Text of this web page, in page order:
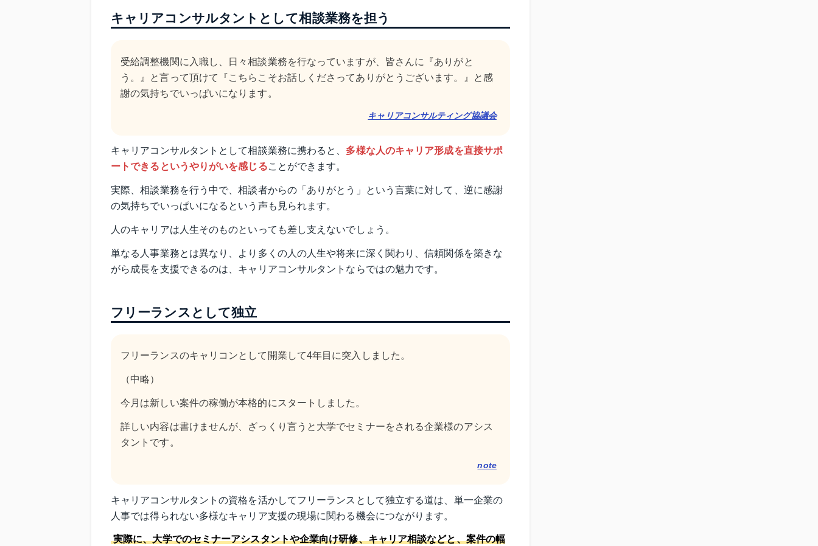
キャリアコンサルタントとして相談業務を担う
受給調整機関に入職し、日々相談業務を行なっていますが、皆さんに『ありがと
う。』と言って頂けて『こちらこそお話しくださってありがとうございます。』と感
謝の気持ちでいっぱいになります。
キャリアコンサルティング協議会
キャリアコンサルタントとして相談業務に携わると、 多様な人のキャリア形成を直接サポ
ートできるというやりがいを感じることができます。
実際、相談業務を行う中で、相談者からの「ありがとう」という言葉に対して、逆に感謝
の気持ちでいっぱいになるという声も見られます。
人のキャリアは人生そのものといっても差し支えないでしょう。
単なる人事業務とは異なり、より多くの人の人生や将来に深く関わり、信頼関係を築きな
がら成長を支援できるのは、キャリアコンサルタントならではの魅力です。
フリーランスとして独立
フリーランスのキャリコンとして開業して4年目に突入しました。
（中略）
今月は新しい案件の稼働が本格的にスタートしました。
詳しい内容は書けませんが、ざっくり言うと大学でセミナーをされる企業様のアシス
タントです。
note
キャリアコンサルタントの資格を活かしてフリーランスとして独立する道は、単一企業の
人事では得られない多様なキャリア支援の現場に関わる機会につながります。
実際に、大学でのセミナーアシスタントや企業向け研修、キャリア相談などと、案件の幅